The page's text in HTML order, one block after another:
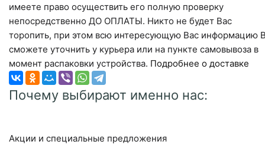
имеете право осуществить его полную проверку
непосредственно ДО ОПЛАТЫ. Никто не будет Вас
торопить, при этом всю интересующую Вас информацию
сможете уточнить у курьера или на пункте самовывоза в
момент распаковки устройства. Подробнее о доставке
Почему выбирают именно нас:
Акции и специальные предложения